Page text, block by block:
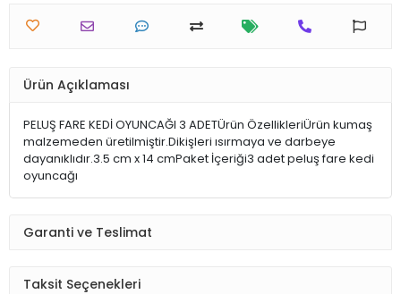
Ürün Açıklaması
PELUŞ FARE KEDİ OYUNCAĞI 3 ADETÜrün ÖzellikleriÜrün kumaş
malzemeden üretilmiştir.Dikişleri ısırmaya ve darbeye
dayanıklıdır.3.5 cm x 14 cmPaket İçeriği3 adet peluş fare kedi
oyuncağı
Garanti ve Teslimat
Taksit Seçenekleri